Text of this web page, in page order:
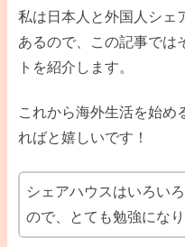
私は日本人と外国人シェ
あるので、この記事では
トを紹介します。
これから海外生活を始め
ればと嬉しいです！
シェアハウスはいろい
ので、とても勉強になり